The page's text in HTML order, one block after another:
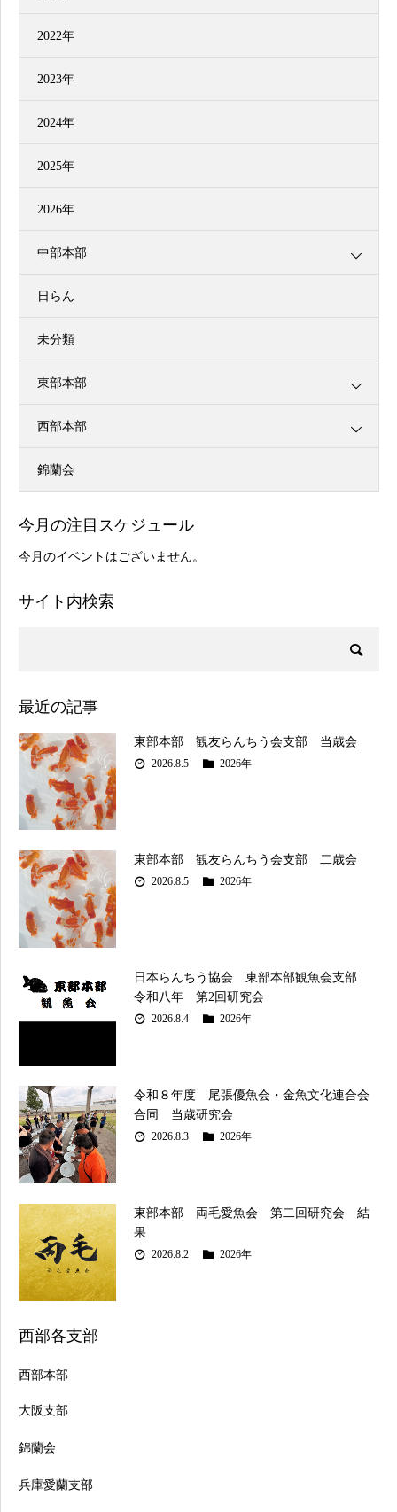
2022年
2023年
2024年
2025年
2026年
中部本部
日らん
未分類
東部本部
西部本部
錦蘭会
今月の注目スケジュール
今月のイベントはございません。
サイト内検索
最近の記事
東部本部 観友らんちう会支部 当歳会
2026.8.5 2026年
東部本部 観友らんちう会支部 二歳会
2026.8.5 2026年
日本らんちう協会 東部本部観魚会支部
令和八年 第2回研究会
2026.8.4 2026年
令和８年度 尾張優魚会・金魚文化連合会
合同 当歳研究会
2026.8.3 2026年
東部本部 両毛愛魚会 第二回研究会 結
果
2026.8.2 2026年
西部各支部
西部本部
大阪支部
錦蘭会
兵庫愛蘭支部